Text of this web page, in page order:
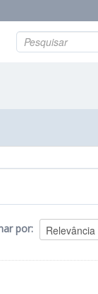
por